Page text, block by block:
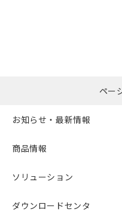
ペー
お知らせ・最新情報
商品情報
ソリューション
ダウンロードセンタ